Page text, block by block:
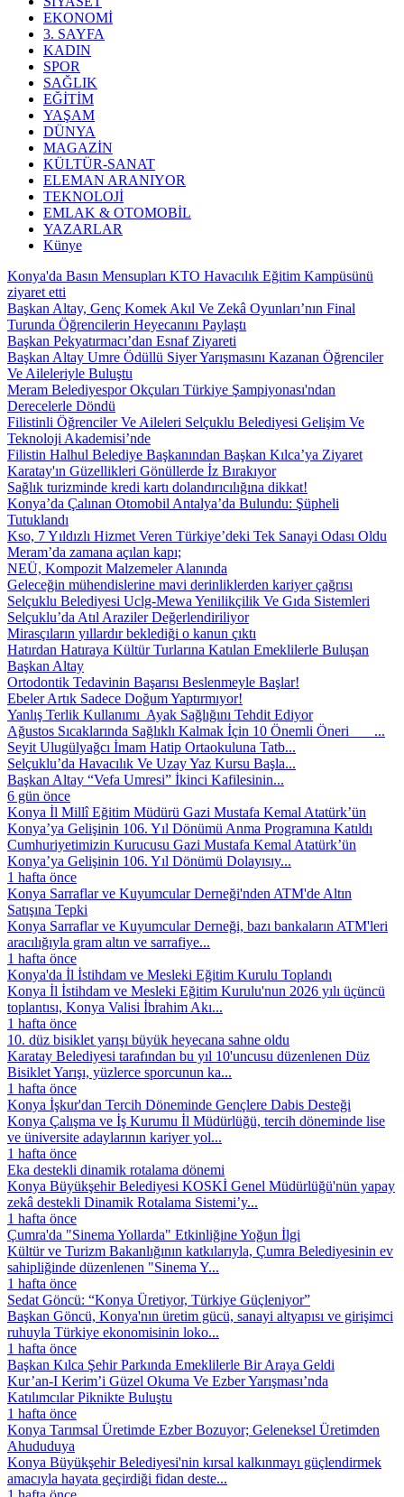
EKONOMİ
3. SAYFA
KADIN
SPOR
SAĞLIK
EĞİTİM
YAŞAM
DÜNYA
MAGAZİN
KÜLTÜR-SANAT
ELEMAN ARANIYOR
TEKNOLOJİ
EMLAK & OTOMOBİL
YAZARLAR
Künye
Konya'da Basın Mensupları KTO Havacılık Eğitim Kampüsünü
ziyaret etti
Başkan Altay, Genç Komek Akıl Ve Zekâ Oyunları’nın Final
Turunda Öğrencilerin Heyecanını Paylaştı
Başkan Pekyatırmacı’dan Esnaf Ziyareti
Başkan Altay Umre Ödüllü Siyer Yarışmasını Kazanan Öğrenciler
Ve Aileleriyle Buluştu
Meram Belediyespor Okçuları Türkiye Şampiyonası'ndan
Derecelerle Döndü
Filistinli Öğrenciler Ve Aileleri Selçuklu Belediyesi Gelişim Ve
Teknoloji Akademisi’nde
Filistin Halhul Belediye Başkanından Başkan Kılca’ya Ziyaret
Karatay'ın Güzellikleri Gönüllerde İz Bırakıyor
Sağlık turizminde kredi kartı dolandırıcılığına dikkat!
Konya’da Çalınan Otomobil Antalya’da Bulundu: Şüpheli
Tutuklandı
Kso, 7 Yıldızlı Hizmet Veren Türkiye’deki Tek Sanayi Odası Oldu
Meram’da zamana açılan kapı;
NEÜ, Kompozit Malzemeler Alanında
Geleceğin mühendislerine mavi derinliklerden kariyer çağrısı
Selçuklu Belediyesi Uclg-Mewa Yenilikçilik Ve Gıda Sistemleri
Selçuklu’da Atıl Araziler Değerlendiriliyor
Mirasçıların yıllardır beklediği o kanun çıktı
Hatırdan Hatıraya Kültür Turlarına Katılan Emeklilerle Buluşan
Başkan Altay
Ortodontik Tedavinin Başarısı Beslenmeyle Başlar!
Ebeler Artık Sadece Doğum Yaptırmıyor!
Yanlış Terlik Kullanımı Ayak Sağlığını Tehdit Ediyor
Ağustos Sıcaklarında Sağlıklı Kalmak İçin 10 Önemli Öneri ...
Seyit Ulugülyağcı İmam Hatip Ortaokuluna Tatb...
Selçuklu’da Havacılık Ve Uzay Yaz Kursu Başla...
Başkan Altay “Vefa Umresi” İkinci Kafilesinin...
6 gün önce
Konya İl Millî Eğitim Müdürü Gazi Mustafa Kemal Atatürk’ün
Konya’ya Gelişinin 106. Yıl Dönümü Anma Programına Katıldı
Cumhuriyetimizin Kurucusu Gazi Mustafa Kemal Atatürk’ün
Konya’ya Gelişinin 106. Yıl Dönümü Dolayısıy...
1 hafta önce
Konya Sarraflar ve Kuyumcular Derneği'nden ATM'de Altın
Satışına Tepki
Konya Sarraflar ve Kuyumcular Derneği, bazı bankaların ATM'leri
aracılığıyla gram altın ve sarrafiye...
1 hafta önce
Konya'da İl İstihdam ve Mesleki Eğitim Kurulu Toplandı
Konya İl İstihdam ve Mesleki Eğitim Kurulu'nun 2026 yılı üçüncü
toplantısı, Konya Valisi İbrahim Akı...
1 hafta önce
10. düz bisiklet yarışı büyük heyecana sahne oldu
Karatay Belediyesi tarafından bu yıl 10'uncusu düzenlenen Düz
Bisiklet Yarışı, yüzlerce sporcunun ka...
1 hafta önce
Konya İşkur'dan Tercih Döneminde Gençlere Dabis Desteği
Konya Çalışma ve İş Kurumu İl Müdürlüğü, tercih döneminde lise
ve üniversite adaylarının kariyer yol...
1 hafta önce
Eka destekli dinamik rotalama dönemi
Konya Büyükşehir Belediyesi KOSKİ Genel Müdürlüğü'nün yapay
zekâ destekli Dinamik Rotalama Sistemi’y...
1 hafta önce
Çumra'da "Sinema Yollarda" Etkinliğine Yoğun İlgi
Kültür ve Turizm Bakanlığının katkılarıyla, Çumra Belediyesinin ev
sahipliğinde düzenlenen "Sinema Y...
1 hafta önce
Sedat Göncü: “Konya Üretiyor, Türkiye Güçleniyor”
Başkan Göncü, Konya'nın üretim gücü, sanayi altyapısı ve girişimci
ruhuyla Türkiye ekonomisinin loko...
1 hafta önce
Başkan Kılca Şehir Parkında Emeklilerle Bir Araya Geldi
Kur’an-I Kerim’i Güzel Okuma Ve Ezber Yarışması’nda
Katılımcılar Piknikte Buluştu
1 hafta önce
Konya Tarımsal Üretimde Ezber Bozuyor; Geleneksel Üretimden
Ahududuya
Konya Büyükşehir Belediyesi'nin kırsal kalkınmayı güçlendirmek
amacıyla hayata geçirdiği fidan deste...